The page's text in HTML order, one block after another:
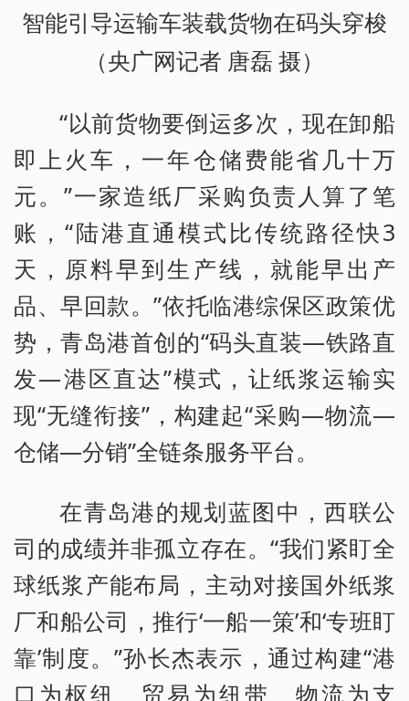
智能引导运输车装载货物在码头穿梭
（央广网记者 唐磊 摄）
“以前货物要倒运多次，现在卸船
即上火车，一年仓储费能省几十万
元。”一家造纸厂采购负责人算了笔
账，“陆港直通模式比传统路径快3
天，原料早到生产线，就能早出产
品、早回款。”依托临港综保区政策优
势，青岛港首创的“码头直装—铁路直
发—港区直达”模式，让纸浆运输实
现“无缝衔接”，构建起“采购—物流—
仓储—分销”全链条服务平台。
在青岛港的规划蓝图中，西联公
司的成绩并非孤立存在。“我们紧盯全
球纸浆产能布局，主动对接国外纸浆
厂和船公司，推行‘一船一策’和‘专班盯
靠’制度。”孙长杰表示，通过构建“港
口为枢纽、贸易为纽带、物流为支